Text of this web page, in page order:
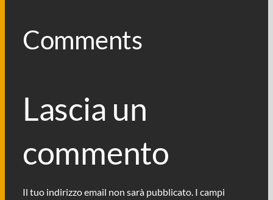
Comments
Lascia un
commento
Il tuo indirizzo email non sarà pubblicato. I campi